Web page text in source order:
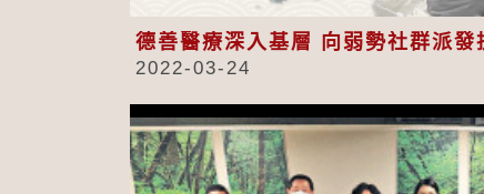
德善醫療深入基層 向弱勢社群派發
2022-03-24